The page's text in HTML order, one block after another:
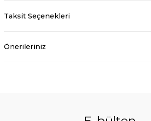
Taksit Seçenekleri
Önerileriniz